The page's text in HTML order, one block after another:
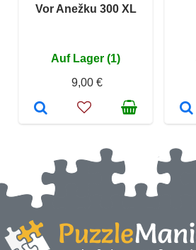
Vor Anežku 300 XL
Auf Lager (1)
9,00 €